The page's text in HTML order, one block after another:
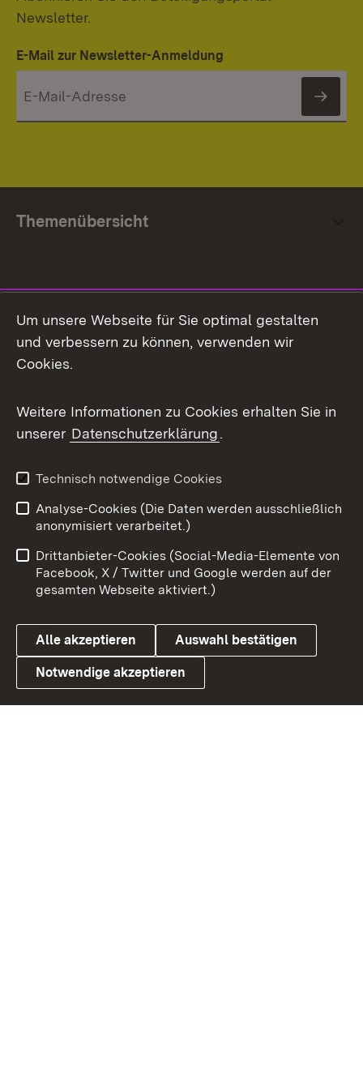
Newsletter.
E-Mail zur Newsletter-Anmeldung
Themenübersicht
Facebook
X / Twitter
Youtube
Link zum Landesportal
Impressum
Kontakt
Barrierefreiheit
Datenschutz
Cookies
Um unsere Webseite für Sie optimal gestalten
und verbessern zu können, verwenden wir
Cookies.
Weitere Informationen zu Cookies erhalten Sie in
unserer Datenschutzerklärung.
Technisch notwendige Cookies
Analyse-Cookies (Die Daten werden ausschließlich
anonymisiert verarbeitet.)
Drittanbieter-Cookies (Social-Media-Elemente von
Facebook, X / Twitter und Google werden auf der
gesamten Webseite aktiviert.)
Alle akzeptieren Auswahl bestätigen
Notwendige akzeptieren